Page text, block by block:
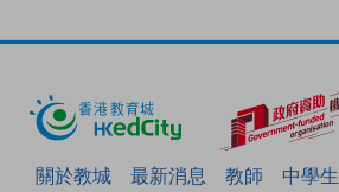
關於教城 最新消息 教師 中學生